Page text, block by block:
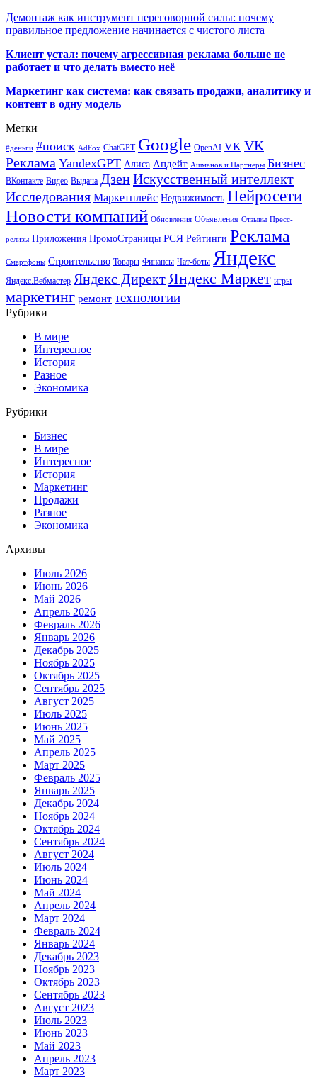
Демонтаж как инструмент переговорной силы: почему
правильное предложение начинается с чистого листа
Клиент устал: почему агрессивная реклама больше не
работает и что делать вместо неё
Маркетинг как система: как связать продажи, аналитику и
контент в одну модель
Метки
#деньги #поиск AdFox ChatGPT Google OpenAI VK VK
Реклама YandexGPT Алиса Апдейт Ашманов и Партнеры Бизнес
ВКонтакте Видео Выдача ДзенИскусственный интеллект
Исследования Маркетплейс Недвижимость Нейросети
Новости компаний Обновления Объявления Отзывы Пресс-
релизы Приложения ПромоСтраницы РСЯ Рейтинги Реклама
Смартфоны Строительство Товары Финансы Чат-боты Яндекс
Яндекс.Вебмастер Яндекс Директ Яндекс Маркет игры
маркетинг ремонт технологии
Рубрики
В мире
Интересное
История
Разное
Экономика
Рубрики
Бизнес
В мире
Интересное
История
Маркетинг
Продажи
Разное
Экономика
Архивы
Июль 2026
Июнь 2026
Май 2026
Апрель 2026
Февраль 2026
Январь 2026
Декабрь 2025
Ноябрь 2025
Октябрь 2025
Сентябрь 2025
Август 2025
Июль 2025
Июнь 2025
Май 2025
Апрель 2025
Март 2025
Февраль 2025
Январь 2025
Декабрь 2024
Ноябрь 2024
Октябрь 2024
Сентябрь 2024
Август 2024
Июль 2024
Июнь 2024
Май 2024
Апрель 2024
Март 2024
Февраль 2024
Январь 2024
Декабрь 2023
Ноябрь 2023
Октябрь 2023
Сентябрь 2023
Август 2023
Июль 2023
Июнь 2023
Май 2023
Апрель 2023
Март 2023